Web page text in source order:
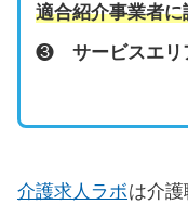
適合紹介事業者に
❸ サービスエリ
介護求人ラボは介